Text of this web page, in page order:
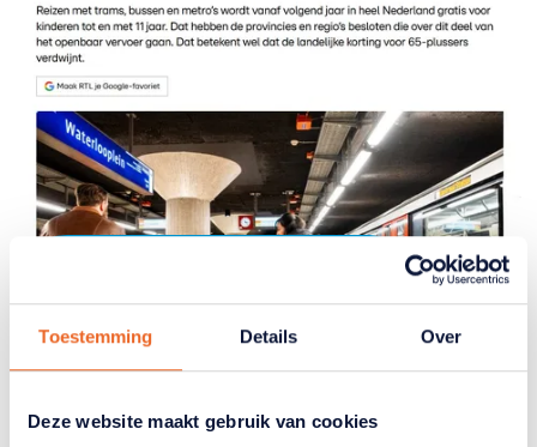
Toestemming Details Over
Deze website maakt gebruik van cookies
RTL Nieuws haalt bij ANBO-
PCOB quote op over ouderen en
ov